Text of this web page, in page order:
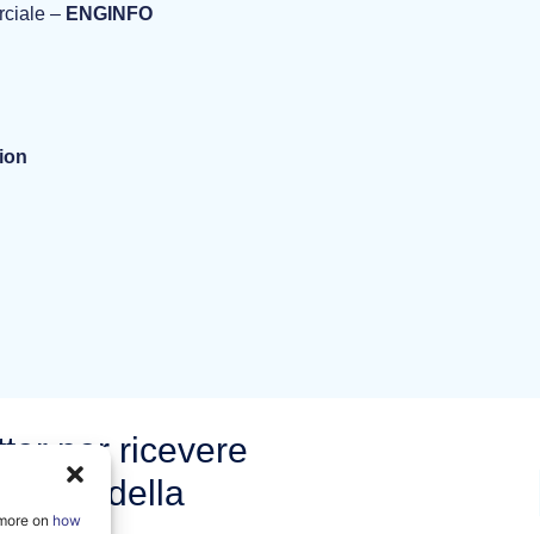
on how
– ENGINFO
per ricevere
della